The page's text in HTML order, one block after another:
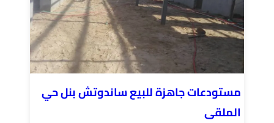
مستودعات جاهزة للبيع ساندوتش بنل حي
الملقى